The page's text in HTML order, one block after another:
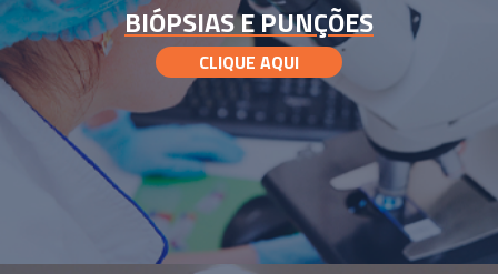
BIÓPSIAS E PUNÇÕES
CLIQUE AQUI